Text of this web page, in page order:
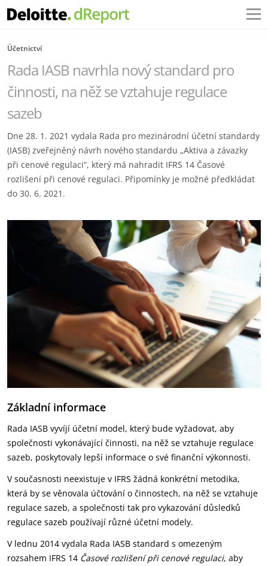
Účetnictví
Rada IASB navrhla nový standard pro
činnosti, na něž se vztahuje regulace
sazeb
Dne 28. 1. 2021 vydala Rada pro mezinárodní účetní standardy
(IASB) zveřejněný návrh nového standardu „Aktiva a závazky
při cenové regulaci“, který má nahradit IFRS 14 Časové
rozlišení při cenové regulaci. Připomínky je možné předkládat
do 30. 6. 2021.
Základní informace
Rada IASB vyvíjí účetní model, který bude vyžadovat, aby
společnosti vykonávající činnosti, na něž se vztahuje regulace
sazeb, poskytovaly lepší informace o své finanční výkonnosti.
V současnosti neexistuje v IFRS žádná konkrétní metodika,
která by se věnovala účtování o činnostech, na něž se vztahuje
regulace sazeb, a společnosti tak pro vykazování důsledků
regulace sazeb používají různé účetní modely.
V lednu 2014 vydala Rada IASB standard s omezeným
rozsahem IFRS 14 Časové rozlišení při cenové regulaci, aby